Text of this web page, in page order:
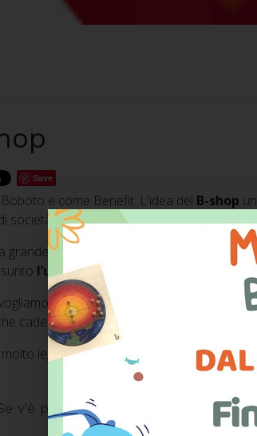
Save
e come Benefit. L'idea del B-shop
società benefit.
grande fiducia nella natura umana poiché
l’uomo, inteso come specie, diventa
cambiare i contesti negativi in cui
cadere sui bambini.
legato al pensiero pedagogico di
v'è per l'umanità una speranza di